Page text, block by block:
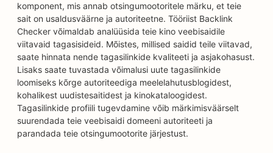
komponent, mis annab otsingumootoritele märku, et teie
sait on usaldusväärne ja autoriteetne. Tööriist Backlink
Checker võimaldab analüüsida teie kino veebisaidile
viitavaid tagasisideid. Mõistes, millised saidid teile viitavad,
saate hinnata nende tagasilinkide kvaliteeti ja asjakohasust.
Lisaks saate tuvastada võimalusi uute tagasilinkide
loomiseks kõrge autoriteediga meelelahutusblogidest,
kohalikest uudistesaitidest ja kinokataloogidest.
Tagasilinkide profiili tugevdamine võib märkimisväärselt
suurendada teie veebisaidi domeeni autoriteeti ja
parandada teie otsingumootorite järjestust.